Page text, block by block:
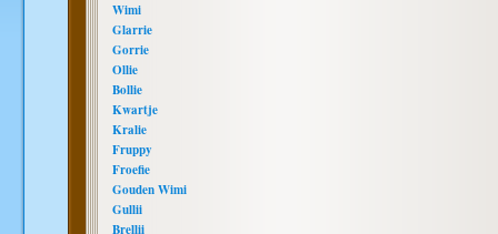
Wimi
Glarrie
Gorrie
Ollie
Bollie
Kwartje
Kralie
Fruppy
Froefie
Gouden Wimi
Gullii
Brellii